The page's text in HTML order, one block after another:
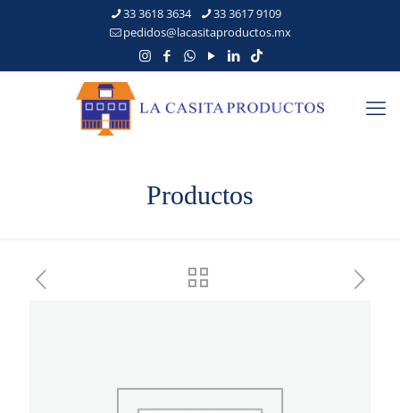
33 3618 3634
33 3617 9109
pedidos@lacasitaproductos.mx
Productos